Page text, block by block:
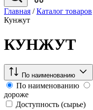
Главная / Каталог товаров
Кунжут
КУНЖУТ
По наименованию
По наименованию
дороже
Доступность (сырье)